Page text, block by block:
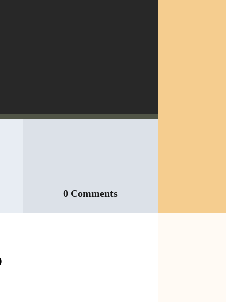
0 Comments